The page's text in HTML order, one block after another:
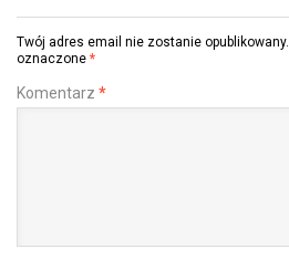
Twój adres email nie zostanie opublikowany.
oznaczone *
Komentarz *